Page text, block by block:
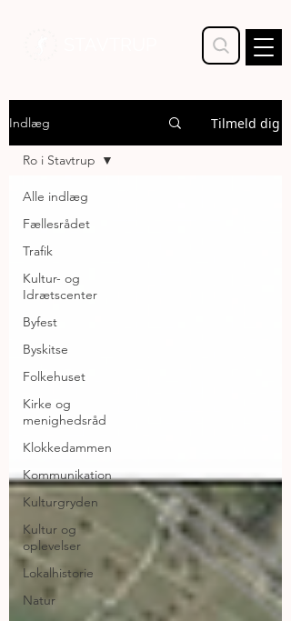
Indlæg Tilmeld dig
Alle indlæg
Fællesrådet
Trafik
Kultur- og
Idrætscenter
Byfest
Byskitse
Folkehuset
Kirke og
menighedsråd
Klokkedammen
Kommunikation
Kulturgryden
Kultur og
oplevelser
Lokalhistorie
Natur
Ro i Stavtrup